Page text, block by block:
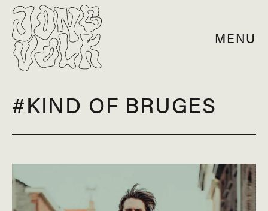
MENU
#KIND OF BRUGES